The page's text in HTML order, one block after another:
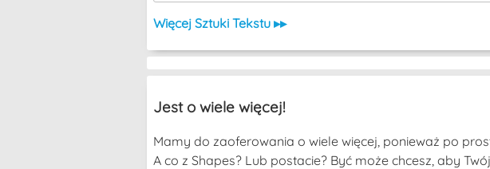
Więcej Sztuki Tekstu ▸▸
Jest o wiele więcej!
Mamy do zaoferowania o wiele więcej, ponieważ po
A co z Shapes? Lub postacie? Być może chcesz, aby